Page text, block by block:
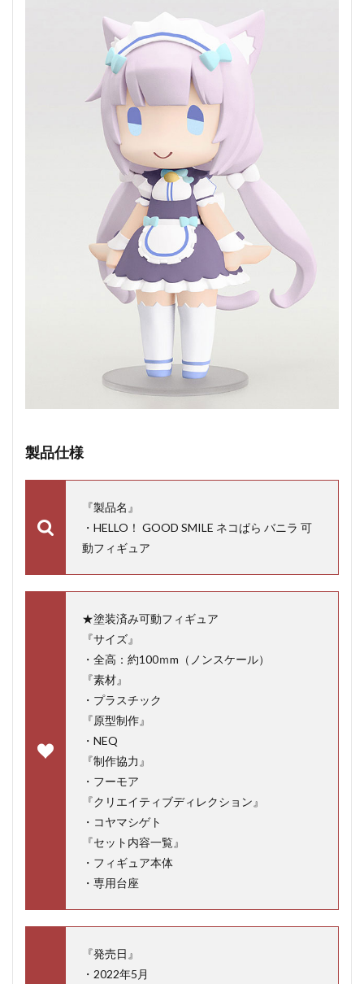
製品仕様
『製品名』
・HELLO！ GOOD SMILE ネコぱら バニラ 可
動フィギュア
★塗装済み可動フィギュア
『サイズ』
・全高：約100ｍm（ノンスケール）
『素材』
・プラスチック
『原型制作』
・NEQ
『制作協力』
・フーモア
『クリエイティブディレクション』
・コヤマシゲト
『セット内容一覧』
・フィギュア本体
・専用台座
『発売日』
・2022年5月